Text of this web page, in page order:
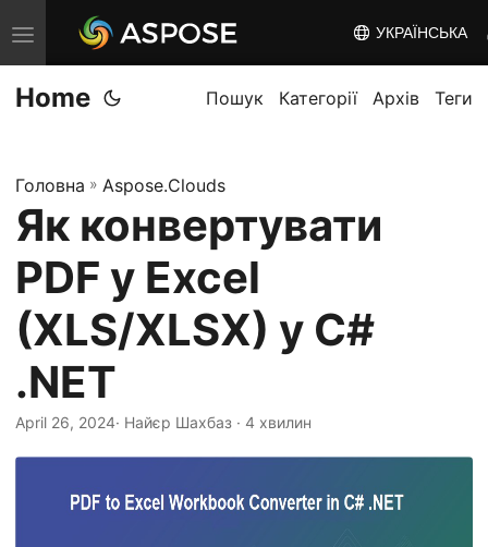
T
o
g
e
n
v
i
g
a
t
i
o
УКРАЇНСЬКА
Home Пошук Категорії Архів Теги
Головна » Aspose.Clouds
Як конвертувати
PDF у Excel
(XLS/XLSX) у C#
.NET
April 26, 2024· Найєр Шахбаз · 4 хвилин